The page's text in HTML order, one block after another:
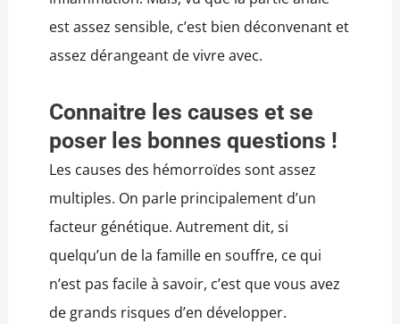
est assez sensible, c’est bien déconvenant et
assez dérangeant de vivre avec.
Connaitre les causes et se
poser les bonnes questions !
Les causes des hémorroïdes sont assez
multiples. On parle principalement d’un
facteur génétique. Autrement dit, si
quelqu’un de la famille en souffre, ce qui
n’est pas facile à savoir, c’est que vous avez
de grands risques d’en développer.